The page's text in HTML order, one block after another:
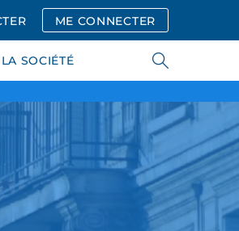
ME CONNECTER
LA SOCIÉTÉ